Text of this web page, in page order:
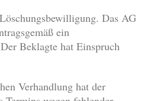
Das AG
ein
Beklagte hat Einspruch
Verhandlung hat der